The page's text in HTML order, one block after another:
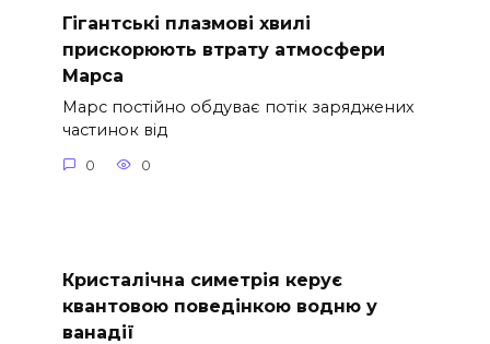
Гігантські плазмові хвилі
прискорюють втрату атмосфери
Марса
Марс постійно обдуває потік заряджених
частинок від
0 0
Кристалічна симетрія керує
квантовою поведінкою водню у
ванадії